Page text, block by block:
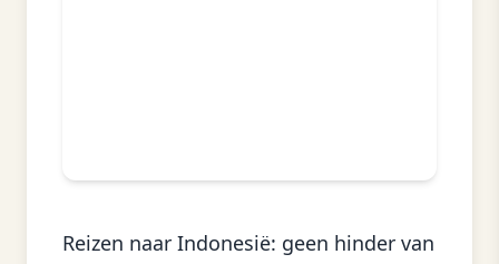
Reizen naar Indonesië: geen hinder van